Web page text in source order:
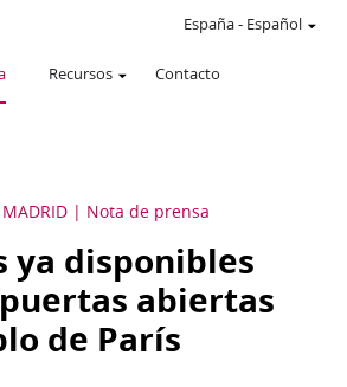
Recursos Contacto
España- Español
MADRID Nota de prensa
ya disponibles
abiertas
de París